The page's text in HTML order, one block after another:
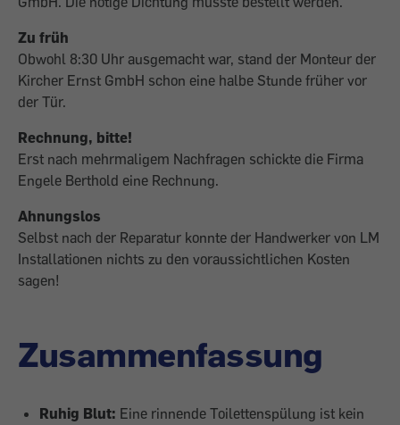
Zu früh
Obwohl 8:30 Uhr ausgemacht war, stand der Monteur der
Kircher Ernst GmbH schon eine halbe Stunde früher vor
der Tür.
Rechnung, bitte!
Erst nach mehrmaligem Nachfragen schickte die Firma
Engele Berthold eine Rechnung.
Ahnungslos
Selbst nach der Reparatur konnte der Handwerker von LM
Installationen nichts zu den voraussichtlichen Kosten
sagen!
Zusammenfassung
Ruhig Blut: Eine rinnende Toiletten­spülung ist kein